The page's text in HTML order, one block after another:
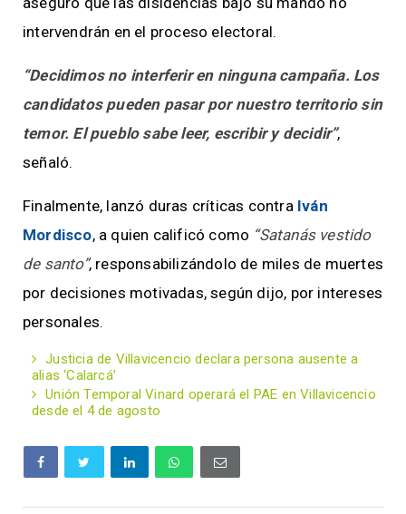
intervendrán en el proceso electoral.
“Decidimos no interferir en ninguna campaña. Los
candidatos pueden pasar por nuestro territorio sin
temor. El pueblo sabe leer, escribir y decidir”,
señaló.
Finalmente, lanzó duras críticas contra Iván
Mordisco, a quien calificó como “Satanás vestido
de santo”, responsabilizándolo de miles de muertes
por decisiones motivadas, según dijo, por intereses
personales.
Justicia de Villavicencio declara persona ausente a
alias ‘Calarcá’
Unión Temporal Vinard operará el PAE en Villavicencio
desde el 4 de agosto